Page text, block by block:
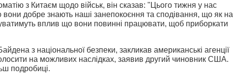
з Китаєм щодо військ, він сказав: "Цього тижня у нас
добре знають наші занепокоєння та сподівання, що як на
вплив що вони повинні працювати, щоб приборкати
з національної безпеки, закликав американські агенції
на можливих наслідках, заявив другий чиновник США.
подробиці.